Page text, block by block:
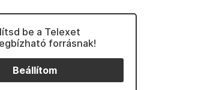
be a Telexet
forrásnak!
Beállítom